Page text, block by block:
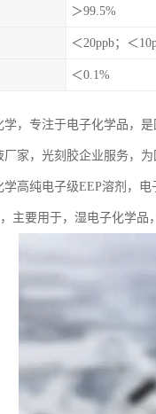
＞99.5%
＜20ppb；＜
＜0.1%
学，专注于电子化学品，
厂家，光刻胶企业服务，
学高纯电子级EEP溶剂，
主要用于，湿电子化学品